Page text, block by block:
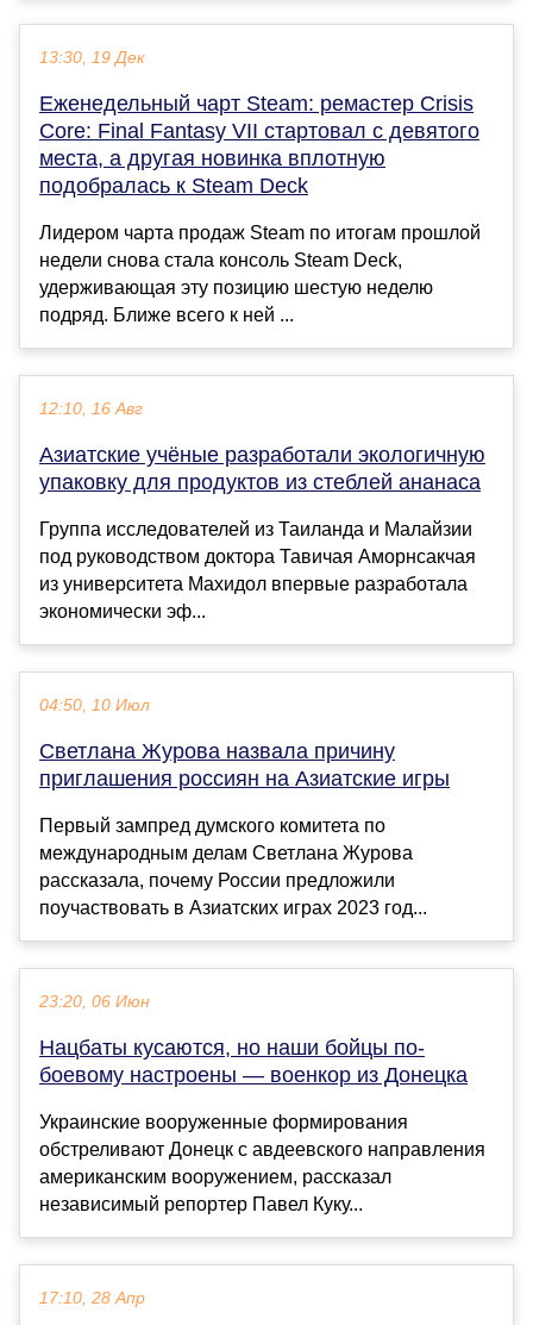
13:30, 19 Дек
Еженедельный чарт Steam: ремастер Crisis
Core: Final Fantasy VII стартовал с девятого
места, а другая новинка вплотную
подобралась к Steam Deck
Лидером чарта продаж Steam по итогам прошлой
недели снова стала консоль Steam Deck,
удерживающая эту позицию шестую неделю
подряд. Ближе всего к ней ...
12:10, 16 Авг
Азиатские учёные разработали экологичную
упаковку для продуктов из стеблей ананаса
Группа исследователей из Таиланда и Малайзии
под руководством доктора Тавичая Аморнсакчая
из университета Махидол впервые разработала
экономически эф...
04:50, 10 Июл
Светлана Журова назвала причину
приглашения россиян на Азиатские игры
Первый зампред думского комитета по
международным делам Светлана Журова
рассказала, почему России предложили
поучаствовать в Азиатских играх 2023 год...
23:20, 06 Июн
Нацбаты кусаются, но наши бойцы по-
боевому настроены — военкор из Донецка
Украинские вооруженные формирования
обстреливают Донецк с авдеевского направления
американским вооружением, рассказал
независимый репортер Павел Куку...
17:10, 28 Апр